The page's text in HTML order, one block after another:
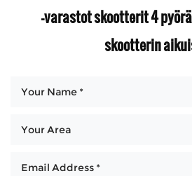
-varastot skootterit 4
skootterin